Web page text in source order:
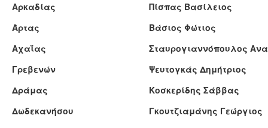
Αρκαδίας
Πίσπας Βασίλειος
Άρτας
Βάσιος Φώτιος
Αχαΐας
Σταυρογιαννόπουλος
Γρεβενών
Ψευτογκάς Δημήτριος
Δράμας
Κοσκερίδης Σάββας
Δωδεκανήσου
Γκουτζιαμάνης Γεώργιος